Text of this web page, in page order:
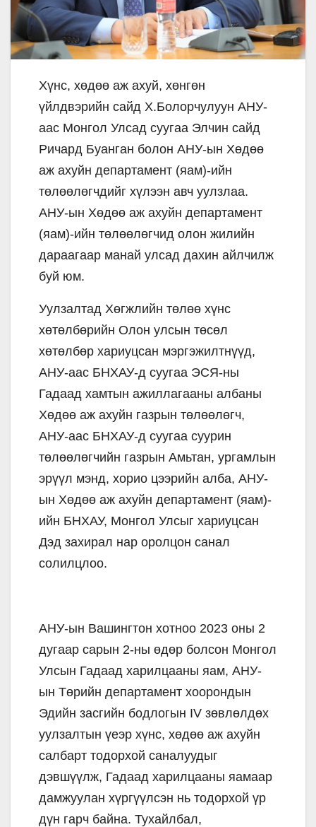
Хүнс, хөдөө аж ахуй, хөнгөн
үйлдвэрийн сайд Х.Болорчулуун АНУ-
аас Монгол Улсад суугаа Элчин сайд
Ричард Буанган болон АНУ-ын Хөдөө
аж ахуйн департамент (яам)-ийн
төлөөлөгчдийг хүлээн авч уулзлаа.
АНУ-ын Хөдөө аж ахуйн департамент
(яам)-ийн төлөөлөгчид олон жилийн
дараагаар манай улсад дахин айлчилж
буй юм.
Уулзалтад Хөгжлийн төлөө хүнс
хөтөлбөрийн Олон улсын төсөл
хөтөлбөр хариуцсан мэргэжилтнүүд,
АНУ-аас БНХАУ-д суугаа ЭСЯ-ны
Гадаад хамтын ажиллагааны албаны
Хөдөө аж ахуйн газрын төлөөлөгч,
АНУ-аас БНХАУ-д суугаа суурин
төлөөлөгчийн газрын Амьтан, ургамлын
эрүүл мэнд, хорио цээрийн алба, АНУ-
ын Хөдөө аж ахуйн департамент (яам)-
ийн БНХАУ, Монгол Улсыг хариуцсан
Дэд захирал нар оролцон санал
солилцлоо.
АНУ-ын Вашингтон хотноо 2023 оны 2
дугаар сарын 2-ны өдөр болсон Монгол
Улсын Гадаад харилцааны яам, АНУ-
ын Төрийн департамент хоорондын
Эдийн засгийн бодлогын IV зөвлөлдөх
уулзалтын үеэр хүнс, хөдөө аж ахуйн
салбарт тодорхой саналуудыг
дэвшүүлж, Гадаад харилцааны яамаар
дамжуулан хүргүүлсэн нь тодорхой үр
дүн гарч байна. Тухайлбал,